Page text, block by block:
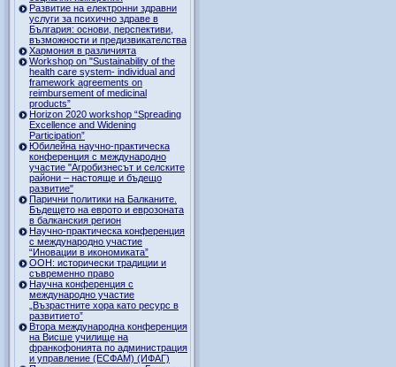
Развитие на електронни здравни
услуги за психично здраве в
България: основи, перспективи,
възможности и предизвикателства
Хармония в различията
Workshop on "Sustainability of the
health care system- individual and
framework agreements on
reimbursement of medicinal
products”
Horizon 2020 workshop “Spreading
Excellence and Widening
Participation”
Юбилейна научно-практическа
конференция с международно
участие "Агробизнесът и селските
райони – настояще и бъдещо
развитие"
Парични политики на Балканите.
Бъдещето на еврото и еврозоната
в балканския регион
Научно-практическа конференция
с международно участие
“Иновации в икономиката”
ООН: исторически традиции и
съвременно право
Научна конференция с
международно участие
„Възрастните хора като ресурс в
развитието”
Втора международна конференция
на Висше училище на
франкофонията по администрация
и управление (ЕСФАМ) (ИФАГ)